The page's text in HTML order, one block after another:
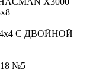
С ДВОЙНОЙ
№5